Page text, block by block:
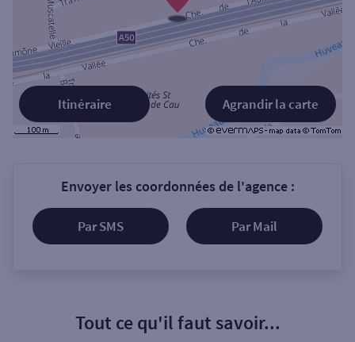
Agrandir la carte
Itinéraire
Envoyer les coordonnées de l'agence :
Par SMS Par Mail
Tout ce qu'il faut savoir...